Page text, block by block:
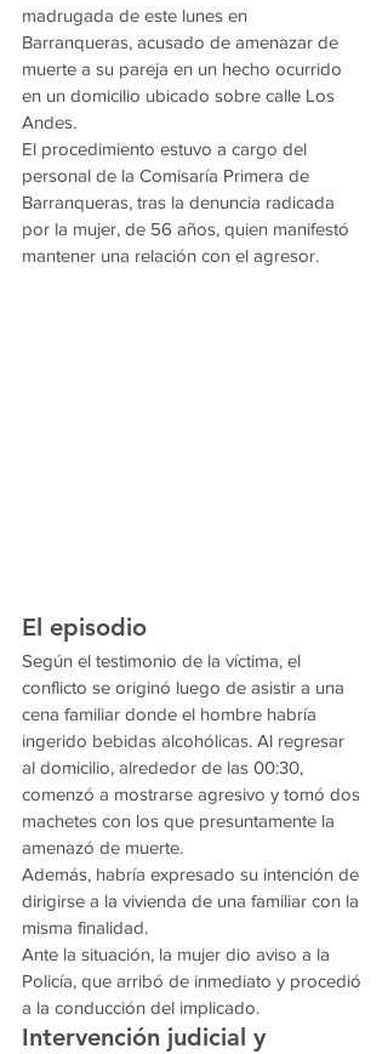
madrugada de este lunes en
Barranqueras, acusado de amenazar de
muerte a su pareja en un hecho ocurrido
en un domicilio ubicado sobre calle Los
Andes.
El procedimiento estuvo a cargo del
personal de la Comisaría Primera de
Barranqueras, tras la denuncia radicada
por la mujer, de 56 años, quien manifestó
mantener una relación con el agresor.
El episodio
Según el testimonio de la víctima, el
conflicto se originó luego de asistir a una
cena familiar donde el hombre habría
ingerido bebidas alcohólicas. Al regresar
al domicilio, alrededor de las 00:30,
comenzó a mostrarse agresivo y tomó dos
machetes con los que presuntamente la
amenazó de muerte.
Además, habría expresado su intención de
dirigirse a la vivienda de una familiar con la
misma finalidad.
Ante la situación, la mujer dio aviso a la
Policía, que arribó de inmediato y procedió
a la conducción del implicado.
Intervención judicial y